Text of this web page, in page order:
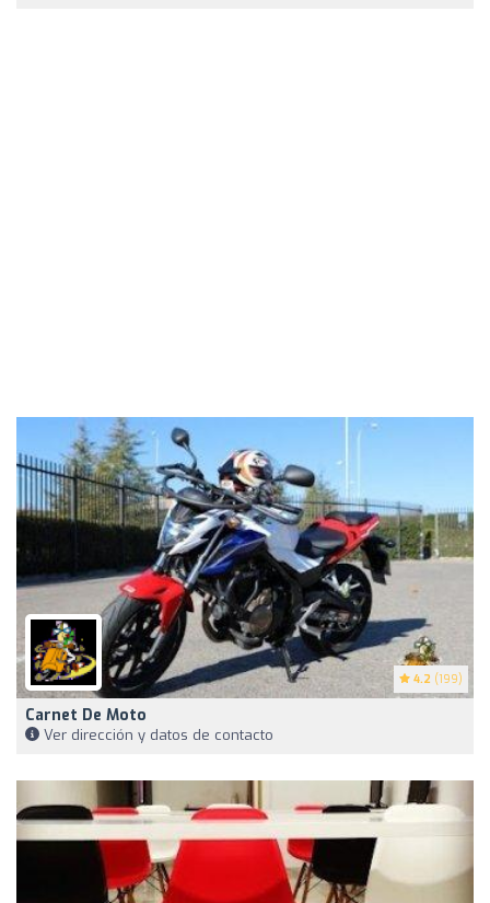
4.2 (199)
Carnet De Moto
Ver dirección y datos de contacto